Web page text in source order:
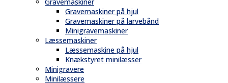
Gravemaskiner på hjul
Gravemaskiner på larvebånd
Minigravemaskiner
Læssemaskiner
Læssemaskine på hjul
Knækstyret minilæsser
Minigravere
Minilæssere